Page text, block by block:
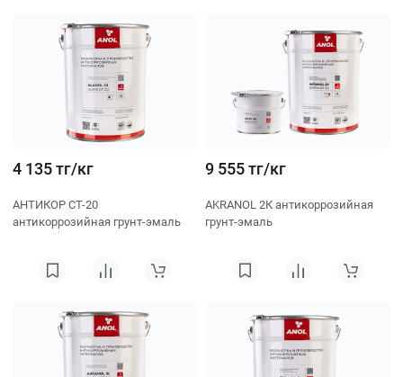
4 135 тг/кг
АНТИКОР СТ-20
антикоррозийная грунт-эмаль
9 555 тг/кг
AKRANOL 2К антикоррозийная
грунт-эмаль